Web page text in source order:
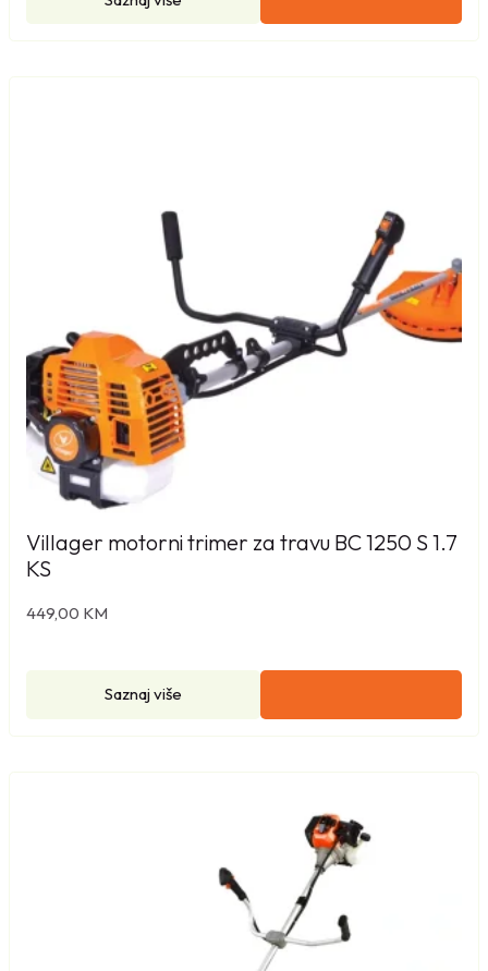
Villager motorni trimer za travu BC 1250 S 1.7
KS
449,00 KM
Saznaj više